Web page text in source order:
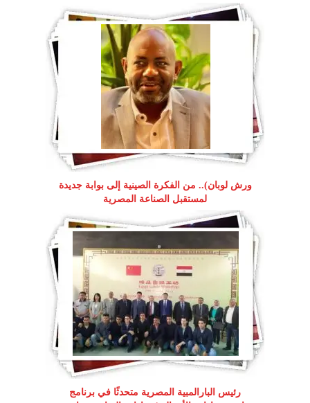
ورش لوبان).. من الفكرة الصينية إلى بوابة جديدة
لمستقبل الصناعة المصرية
رئيس البارالمبية المصرية متحدثًا في برنامج